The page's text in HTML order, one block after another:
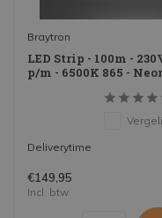
Braytron
LED Strip - 100m -
p/m - 6500K 865 -
Deliverytime
€149,95
Incl. btw